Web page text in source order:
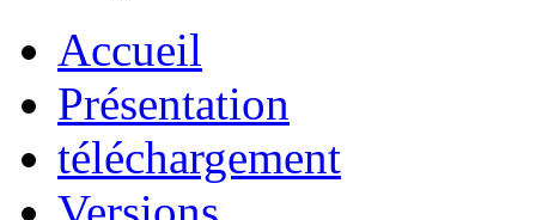
Accueil
Présentation
téléchargement